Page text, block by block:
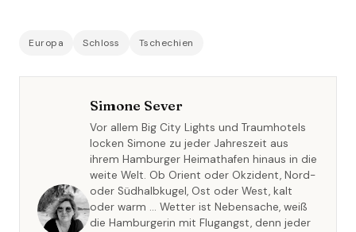
Europa Schloss Tschechien
Simone Sever
Vor allem Big City Lights und Traumhotels
locken Simone zu jeder Jahreszeit aus
ihrem Hamburger Heimathafen hinaus in die
weite Welt. Ob Orient oder Okzident, Nord-
oder Südhalbkugel, Ost oder West, kalt
oder warm … Wetter ist Nebensache, weiß
die Hamburgerin mit Flugangst, denn jeder